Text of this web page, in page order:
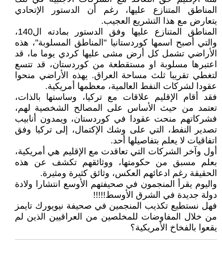
المناطق المتنازع عليها، رغم أن الدستور الإتحادي
يتعارض مع هذا التشريع العجيب.
المناطق المتنازع عليها وفق الدستور بمادته ال140،
والتي أصبح اسمها كوردستانيا "المناطق المسلوبة"، هذه
الأراضي تشمل كل أرض مشى عليها كردي يوما ما، قد
اعتبرها مسلوبة او مستقطعة من كوردستان، قد تتسع
لتغطي تقريبا ثلث مساحة العراق. يهذه الأراضي منحوا
عقودا لشركات النفط العالمية، معظمها أمريكية.
فقد أقام الإقليم علاقات مع تركيا، وساستها بالذات،
تعتمد من حيث الأساس على المصالح الشخصية لهم،
فشركاتهم منحت عقودا في كوردستان، ويمدون أنابيب
تصدير النفط، التي على وشك الإكتمال، إلى تركيا وفق
اتفاقيات لا يعلم بتفاصيلها أحد.
أول وآخر الشركات التي تعاقدت مع الإقليم هي أمريكية،
بعلم مسبق من حكومتها، ووثائقهم تكشف عن هذه
الحقيقة رغم ادعائهم العكس، وثائق كثيرة ومثيرة.
واليوم يقرأ المنجمون في صحيفتهم الأوسع انتشارا ولادة
دولة جديدة في الشرق الأوسط!!!!!
فهل نستطيع تكذيب المنجمين في صحيفة نيويورك تايمز
من خلال المفاوضات للمخلصين من العراقيين الذين لم
يقعوا بالفخاخ الأمريكية؟